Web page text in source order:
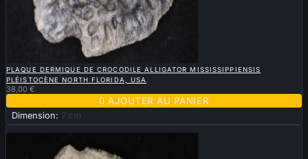
APERÇU RAPIDE
PLAQUE DERMIQUE DE CROCODILE ALLIGATOR MISSISSIPPIENSIS
PLÉISTOCÈNE NORTH FLORIDA, USA
38,00 €
 AJOUTER AU PANIER
Dimension: 7 cm